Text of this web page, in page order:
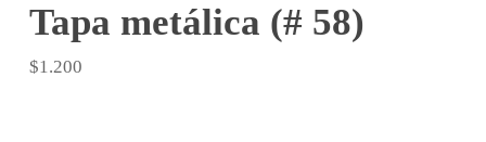
Tapa metálica (# 58)
$1.200